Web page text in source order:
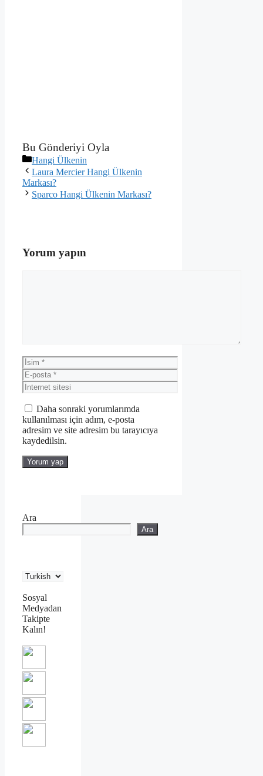
Bu Gönderiyi Oyla
Kategoriler
Hangi Ülkenin
Laura Mercier Hangi Ülkenin
Markası?
Sparco Hangi Ülkenin Markası?
Yorum yapın
İsim
E-
posta
İnternet
sitesi
Daha sonraki yorumlarımda
kullanılması için adım, e-posta
adresim ve site adresim bu tarayıcıya
kaydedilsin.
Ara
Ara
Sosyal
Medyadan
Takipte
Kalın!